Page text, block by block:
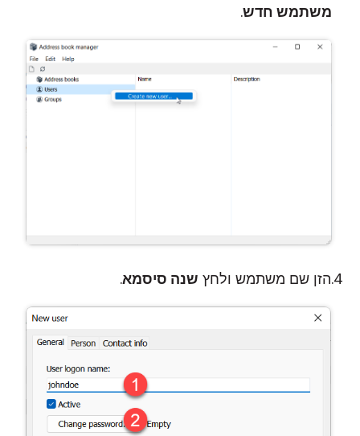
משתמש חדש.
הזן שם משתמש ולחץ שנה סיסמא.